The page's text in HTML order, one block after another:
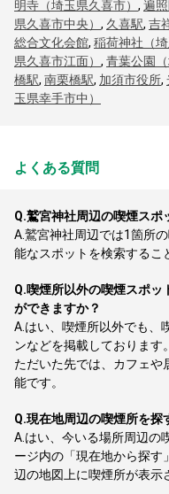
明寺（埼玉県久喜市） , 遍
県久喜市中央） , 久喜駅, 吉
総合文化会館, 稲荷神社（埼
県久喜市江面） , 青葉公園（
橋駅, 南栗橋駅, 加須市役所,
玉県幸手市中）
よくある質問
Q.鷲宮神社周辺の喫煙スポ
A.鷲宮神社周辺では1箇所
能なスポットを検索するこ
Q.喫煙所以外の喫煙スポッ
ができますか？
A. はい、喫煙所以外でも、
ンなどを掲載しておりま
ただいた先では、カフェや
能です。
Q.現在地周辺の喫煙所を探
A. はい、今いる場所周辺の
ージ内の「現在地から探す
辺の地図上に喫煙所が表示